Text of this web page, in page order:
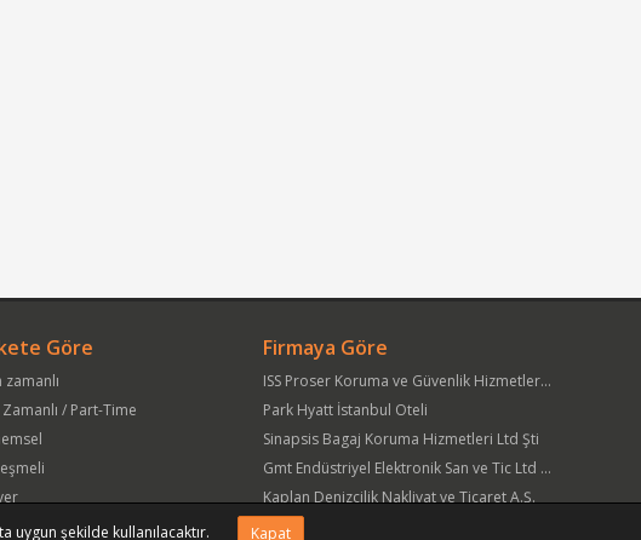
Göre
zamanlı
Zamanlı / Part-Time
Firmaya Göre
ISS Proser Koruma ve Güvenlik Hizmetleri A.Ş.
Park Hyatt İstanbul Oteli
Sinapsis Bagaj Koruma Hizmetleri Ltd Şti
Gmt Endüstriyel Elektronik San ve Tic Ltd Şti
Kaplan Denizcilik Nakliyat ve Ticaret A.Ş.
uygun şekilde kullanılacaktır. Kapat